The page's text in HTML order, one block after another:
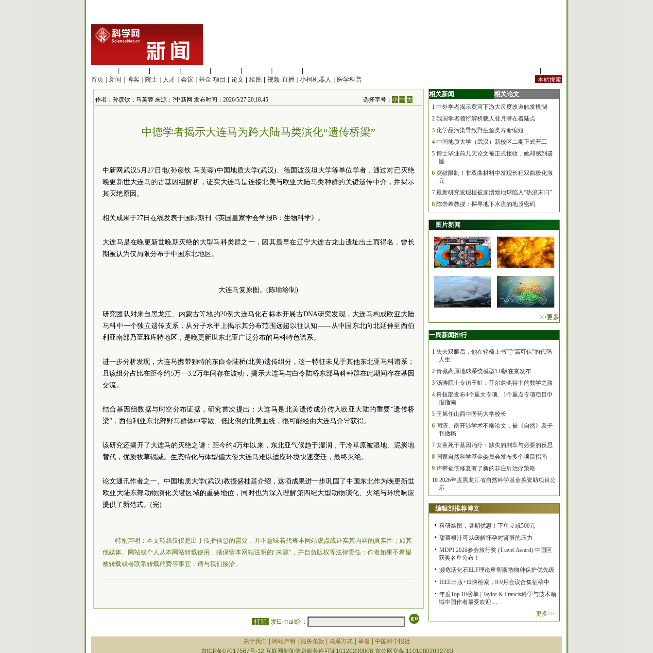
首页
新闻 博客 院士 人才 会议 基金·项目 论文 绘图 视频·直播 小柯机器人 医学科普
作者：孙彦钦，马芙蓉 来源：?中新网 发布时间：2026/5/27 20:18:45 选择字号：小 中 大
中德学者揭示大连马为跨大陆马类演化“遗传桥梁”
中新网武汉5月27日电(孙彦钦 马芙蓉)中国地质大学(武汉)、德国波茨坦大学等单位学者，通过对已灭绝
晚更新世大连马的古基因组解析，证实大连马是连接北美与欧亚大陆马类种群的关键遗传中介，并揭示
其灭绝原因。
相关成果于27日在线发表于国际期刊《英国皇家学会学报B：生物科学》。
大连马是在晚更新世晚期灭绝的大型马科类群之一，因其最早在辽宁大连古龙山遗址出土而得名，曾长
期被认为仅局限分布于中国东北地区。
大连马复原图。(陈瑜绘制)
研究团队对来自黑龙江、内蒙古等地的20例大连马化石标本开展古DNA研究发现，大连马构成欧亚大陆
马科中一个独立遗传支系，从分子水平上揭示其分布范围远超以往认知——从中国东北向北延伸至西伯
利亚南部乃至雅库特地区，是晚更新世东北亚广泛分布的马科特色谱系。
进一步分析发现，大连马携带独特的东白令陆桥(北美)遗传组分，这一特征未见于其他东北亚马科谱系；
且该组分占比在距今约5万—3.2万年间存在波动，揭示大连马与白令陆桥东部马科种群在此期间存在基因
交流。
结合基因组数据与时空分布证据，研究首次提出：大连马是北美遗传成分传入欧亚大陆的重要“遗传桥
梁”，西伯利亚东北部野马群体中零散、低比例的北美血统，很可能经由大连马介导获得。
该研究还揭开了大连马的灭绝之谜：距今约4万年以来，东北亚气候趋于湿润，干冷草原被湿地、泥炭地
替代，优质牧草锐减。生态特化与体型偏大使大连马难以适应环境快速变迁，最终灭绝。
论文通讯作者之一、中国地质大学(武汉)教授盛桂莲介绍，这项成果进一步巩固了中国东北作为晚更新世
欧亚大陆东部动物演化关键区域的重要地位，同时也为深入理解第四纪大型动物演化、灭绝与环境响应
提供了新范式。(完)
特别声明：本文转载仅仅是出于传播信息的需要，并不意味着代表本网站观点或证实其内容的真实性；如其
他媒体、网站或个人从本网站转载使用，须保留本网站注明的“来源”，并自负版权等法律责任；作者如果不希望
被转载或者联系转载稿费等事宜，请与我们接洽。
打印 发E-mail给：
相关新闻 相关论文
1 中外学者揭示黄河下游大尺度改道触发机制
2 我国学者领衔解析载人登月潜在着陆点
3 化学品污染导致野生鱼类寿命缩短
4 中国地质大学（武汉）新校区二期正式开工
5 博士毕业前几天论文被正式接收，她却感到遗
憾
6 突破限制！非双曲材料中发现长程双曲极化激
元
7 最新研究发现植被崩溃致地球陷入“热浪末日”
8 陈崇希教授：探寻地下水流的地质密码
图片新闻
>>更多
一周新闻排行
1 失去双腿后，他在轮椅上书写“高可信”的代码
人生
2 青藏高原地球系统模型1.0版在京发布
3 汤涛院士专访王虹：菲尔兹奖得主的数学之路
4 科技部发布4个重大专项、1个重点专项项目申
报指南
5 王旭任山西中医药大学校长
6 同济、南开涉学术不端论文，被《自然》及子
刊撤稿
7 女童死于基因治疗：缺失的刹车与必要的反思
8 国家自然科学基金委员会发布多个项目指南
9 声带损伤修复有了新的非注射治疗策略
10 2026年度黑龙江省自然科学基金拟资助项目公
示
编辑部推荐博文
科研绘图，暑期优惠！下单立减500元
甜菜根汁可以缓解怀孕对肾脏的压力
MDPI 2026参会旅行奖 (Travel Award) 中国区
获奖名单公布！
濒危活化石ELF理论重塑濒危物种保护优先级
IEEE出版+EI快检索，8-9月会议合集征稿中
年度Top 10榜单 | Taylor & Francis科学与技术领
域中国作者最受欢迎 ...
更多>>
关于我们 网站声明 服务条款 联系方式| 举报
中国科学报社
京ICP备07017567号-12 互联网新闻信息服务许可证10120230008 京公网安备 11010802032783